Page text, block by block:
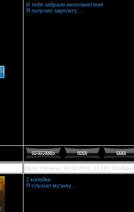
И тебя забрали инопланетяни!
Я получил зарплату....
Дата: Пятница, 30.04.2010, 12:19 |
2 копейки
Я слушал музыку...